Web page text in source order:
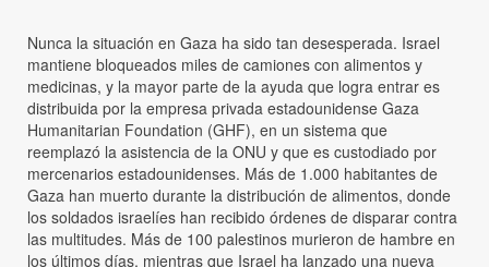
Nunca la situación en Gaza ha sido tan desesperada. Israel
mantiene bloqueados miles de camiones con alimentos y
medicinas, y la mayor parte de la ayuda que logra entrar es
distribuida por la empresa privada estadounidense Gaza
Humanitarian Foundation (GHF), en un sistema que
reemplazó la asistencia de la ONU y que es custodiado por
mercenarios estadounidenses. Más de 1.000 habitantes de
Gaza han muerto durante la distribución de alimentos, donde
los soldados israelíes han recibido órdenes de disparar contra
las multitudes. Más de 100 palestinos murieron de hambre en
los últimos días, mientras que Israel ha lanzado una nueva